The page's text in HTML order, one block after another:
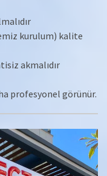
kurulum) kalite
akmalıdır
profesyonel görünür.